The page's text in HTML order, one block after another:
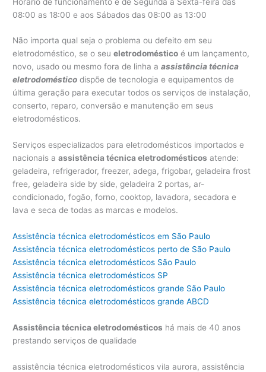
08:00 as 18:00 e aos Sábados das 08:00 as 13:00
Não importa qual seja o problema ou defeito em seu
eletrodoméstico, se o seueletrodoméstico é um lançamento,
novo, usado ou mesmo fora de linha aassistência técnica
eletrodoméstico dispõe de tecnologia e equipamentos de
última geração para executar todos os serviços de instalação,
conserto, reparo, conversão e manutenção em seus
eletrodomésticos.
Serviços especializados para eletrodomésticos importados e
nacionais aassistência técnica eletrodomésticos atende:
geladeira, refrigerador, freezer, adega, frigobar, geladeira frost
free, geladeira side by side, geladeira 2 portas, ar-
condicionado, fogão, forno, cooktop, lavadora, secadora e
lava e seca de todas as marcas e modelos.
Assistência técnica eletrodomésticos em São Paulo
Assistência técnica eletrodomésticos perto de São Paulo
Assistência técnica eletrodomésticos São Paulo
Assistência técnica eletrodomésticos SP
Assistência técnica eletrodomésticos grande São Paulo
Assistência técnica eletrodomésticos grande ABCD
Assistência técnica eletrodomésticos há mais de 40 anos
prestando serviços de qualidade
assistência técnica eletrodomésticos vila aurora, assistência técnica eletrodomésticos jardim ipanema, assistência técnica eletrodomésticos jardim pan americano, assistência técnica eletrodomésticos jardim bandeirantes, assistência técnica eletrodomésticos parque das nações unidas, assistência técnica eletrodomésticos jardim rincão, assistência técnica eletrodomésticos city jaraguá, assistência técnica eletrodomésticos sol nascente, assistência técnica eletrodomésticos taipas, assistência técnica eletrodomésticos parque de taipas, assistência técnica eletrodomésticos canto galo, assistência técnica eletrodomésticos vila zatt, assistência técnica eletrodomésticos morro doce, assistência técnica eletrodomésticos jardim regina, assistência técnica eletrodomésticos vila mirante, assistência técnica eletrodomésticos mutinga, assistência técnica eletrodomésticos vila mutinga, assistência técnica eletrodomésticos em são paulo, assistência técnica eletrodomésticos sp, assistência técnica eletrodomésticos são paulo, assistência técnica eletrodomésticos perto de são paulo, assistência técnica eletrodomésticos brasil, assistência técnica eletrodomésticos zona norte, assistência técnica eletrodomésticos zona sul, assistência técnica eletrodomésticos zona leste, assistência técnica eletrodomésticos zona oeste, assistência técnica eletrodomésticos pirituba, assistência técnica eletrodomésticos piqueri, assistência técnica eletrodomésticos freguesia do ó, assistência técnica eletrodomésticos parque são domingos, assistência técnica eletrodomésticos jaguaré, assistência técnica eletrodomésticos parque Samsung, assistência técnica eletrodomésticos jaguara, assistência técnica eletrodomésticos jaraguá, assistência técnica eletrodomésticos parada de taipas, assistência técnica eletrodomésticos osasco, assistência técnica eletrodomésticos barueri, assistência técnica eletrodomésticos alphaville, assistência técnica eletrodomésticos tamboré, assistência técnica eletrodomésticos cotia, assistência técnica eletrodomésticos granja viana, assistência técnica eletrodomésticos carapicuíba, assistência técnica eletrodomésticos santana, assistência técnica eletrodomésticos casa verde, assistência técnica eletrodomésticos tremembé, assistência técnica eletrodomésticos imirim, assistência técnica eletrodomésticos jardim são bento, assistência técnica eletrodomésticos jardim são paulo, assistência técnica eletrodomésticos vila maria, assistência técnica eletrodomésticos lapa, assistência técnica eletrodomésticos alto da lapa, assistência técnica eletrodomésticos pinheiros, assistência técnica eletrodomésticos alto de pinheiros, assistência técnica eletrodomésticos perdizes, assistência técnica eletrodomésticos pacembu, assistência técnica eletrodomésticos pompeia, assistência técnica eletrodomésticos vila leolpodina, assistência técnica eletrodomésticos vila romana, assistência técnica eletrodomésticos city lapa, assistência técnica eletrodomésticos ceasa, assistência técnica eletrodomésticos villa lobos, assistência técnica eletrodomésticos vila hamburguesa, assistência técnica eletrodomésticos jardins, assistência técnica eletrodomésticos jardim paulista, assistência técnica eletrodomésticos jardim paulistano, assistência técnica eletrodomésticos jardim europa, assistência técnica eletrodomésticos vila olímpia, assistência técnica eletrodomésticos vila nova conceição, assistência técnica eletrodomésticos vila clementino, assistência técnica eletrodomésticos moema, assistência técnica eletrodomésticos ibirapuera, assistência técnica eletrodomésticos cerqueira cesar, assistência técnica eletrodomésticos consolação, assistência técnica eletrodomésticos vila buarque, assistência técnica eletrodomésticos higienópolis, assistência técnica eletrodomésticos campo belo, assistência técnica eletrodomésticos aeroporto, assistência técnica eletrodomésticos santo amaro, assistência técnica eletrodomésticos morumbi, assistência técnica eletrodomésticos morumbi sul, assistência técnica eletrodomésticos real parque, assistência técnica eletrodomésticos bela vista, assistência técnica eletrodomésticos vila mariana, assistência técnica eletrodomésticos praça da árvore, assistência técnica eletrodomésticos bosque da sáude, assistência técnica eletrodomésticos tatuapé, assistência técnica eletrodomésticos penha, assistência técnica eletrodomésticos jardim anália franco, assistência técnica eletrodomésticos butantã, assistência técnica eletrodomésticos cidade jardim, assistência técnica eletrodomésticos jardim luzitania, assistência técnica eletrodomésticos vila progredior, assistência técnica eletrodomésticos jardim silvia, assistência técnica eletrodomésticos paineiras do morumbi, assistência técnica eletrodomésticos brooklin, assistência técnica eletrodomésticos vila sonia, assistência técnica eletrodomésticos indianópolis, assistência técnica eletrodomésticos planalto paulista, assistência técnica eletrodomésticos jardim petropolis, assistência técnica eletrodomésticos brooklin velho, assistência técnica eletrodomésticos jardim cordeiro, assistência técnica eletrodomésticos chácara santo antonio, assistência técnica eletrodomésticos alto da boa vista, assistência técnica eletrodomésticos vila elvira, assistência técnica eletrodomésticos santa cecília, assistência técnica eletrodomésticos aclimação, assistência técnica eletrodomésticos cambuci, assistência técnica eletrodomésticos ipiranga, assistência técnica eletrodomésticos são caetano, assistência técnica eletrodomésticos são bernado, assistência técnica eletrodomésticos santo andré, assistência técnica eletrodomésticos vila madalena, assistência técnica eletrodomésticos jardim das flores, assistência técnica eletrodomésticos parque dos príncipes, assistência técnica eletrodomésticos em são paulo, assistência técnica eletrodomésticos são paulo, assistência técnica eletrodomésticos perto de são paulo, assistência técnica eletrodoméstico, assistência técnica para eletrodoméstico, assistência técnica eletrodomésticos nacionais e importados, assistência técnica de eletrodomésticos em são paulo, assisténcia assistência técnica eletrodomésticos, assistencia tecnica eletrodomesticos sp, assistencia tecnica eletrodomesticos zona norte, conserto de eletrodomésticos sp, assistencia tecnica microondas zona leste, assistencia tecnica eletrodomesticos pinheiros, assistência técnica eletrodomésticos importados, assistência técnica eletrodoméstico importado, assistência técnica para eletrodomésticos em saúde, assistência técnica para eletrodomésticos em república, assistência técnica eletrodoméstico brastemp, assistência técnica eletrodoméstico electrolux, assistência técnica eletrodoméstico bosch, assistência técnica eletrodoméstico continental, assistência técnica eletrodoméstico consul, assistência técnica eletrodoméstico ge, assistência técnica eletrodoméstico mueller, assistência técnica eletrodoméstico whirlpool, assistência técnica eletrodoméstico atlas, assistência técnica eletrodoméstico dako, assistência técnica eletrodoméstico clarice, assistência técnica eletrodoméstico lg, assistência técnica eletrodoméstico venax, assistência técnica eletrodoméstico samsung, assistência técnica eletrodoméstico tecno, assistência técnica eletrodoméstico lofra, assistência técnica eletrodoméstico bertazzoni, assistência técnica eletrodoméstico maytag, assistência técnica eletrodoméstico liebherr, assistência técnica eletrodoméstico amana, assistência técnica eletrodoméstico speed queen, assistência técnica eletrodoméstico esmaltec, assistência técnica eletrodoméstico elettromec, assistência técnica eletrodoméstico futura, assistência técnica eletrodoméstico braslar, assistência técnica eletrodoméstico asko, assistência técnica eletrodoméstico ilve, assistência técnica eletrodoméstico metalmaq, assistência técnica eletrodoméstico best, assistência técnica eletrodoméstico fogatti, assistência técnica eletrodoméstico dacor, assistência técnica eletrodoméstico realce, assistência técnica eletrodoméstico ducane, assistência técnica eletrodoméstico fischer, assistência técnica eletrodoméstico faber, assistência técnica eletrodoméstico gaggenau, assistência técnica eletrodoméstico venâncio, assistência técnica eletrodoméstico goumert, assistência técnica eletrodoméstico tecnogás, assistência técnica eletrodoméstico heartland, assistência técnica eletrodoméstico jenn air, assistência técnica eletrodoméstico maruel, assistência técnica eletrodoméstico sub zero, assistência técnica eletrodoméstico weber, assistência técnica eletrodoméstico smeg, assistência técnica eletrodoméstico wolf, assistência técnica eletrodoméstico viking, assistência técnica eletrodoméstico u-line, assistência técnica eletrodoméstico frigidaire, assistência técnica eletrodoméstico kenmore, assistência técnica eletrodoméstico ariston, assistência técnica eletrodoméstico aga, assistência técnica eletrodoméstico american range, assistência técnica eletrodoméstico thermador, assistência técnica eletrodoméstico blomberg, assistência técnica eletrodoméstico northland, assistência técnica eletrodoméstico dcs, assistência técnica eletrodoméstico diva, assistência técnica geladeira, assistência técnica refrigerador, assistência técnica ar-condicionado, assistência técnica freezer, assistência técnica adega, assistência técnica frigobar, assistência técnica geladeira side by side, assistência técnica refrigerador side by side, assistência técnica frost free, assistência técnica geladeia frost free, assistência técnica fogão, assistência técnica forno, assistência técnica cooktop, assistência técnica microondas, assistência técnica forno elétrico, assistência técnica forno a gás, assistência técnica lavadora, assistência técnica secadora, assistência técnica lava e seca, assistência técnica máquina de lavar, assistência técnica máquina de secar, assistência técnica máquina de lavar e secar, assistência técnica máquina de lavar roupa, assistência técnica máquina de sec